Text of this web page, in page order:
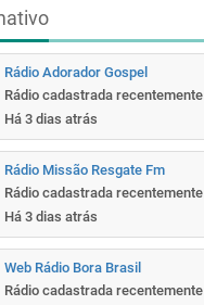
Rádio Adorador Gospel
Rádio cadastrada recentemente
Há 3 dias atrás
Rádio Missão Resgate Fm
Rádio cadastrada recentemente
Há 3 dias atrás
Web Rádio Bora Brasil
Rádio cadastrada recentemente